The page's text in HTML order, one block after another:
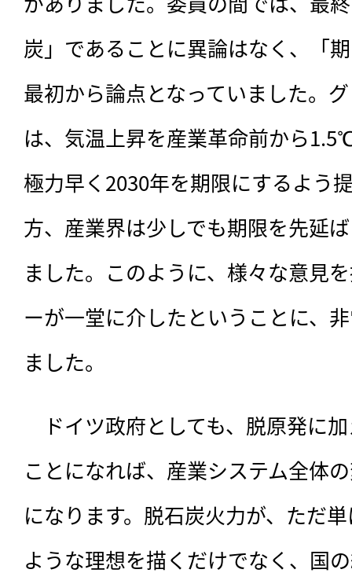
炭」であることに異論はなく、「
最初から論点となっていました。
は、気温上昇を産業革命前から
極力早く2030年を期限にするよう
方、産業界は少しでも期限を先延
ました。このように、様々な意見
ーが一堂に介したということに、
ました。
ドイツ政府としても、脱原発に
ことになれば、産業システム全体
になります。脱石炭火力が、ただ
ような理想を描くだけでなく、国